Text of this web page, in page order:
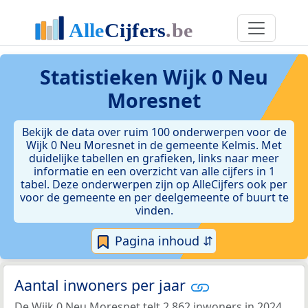
Statistieken Wijk 0 Neu
Moresnet
Bekijk de data over ruim 100 onderwerpen voor de
Wijk 0 Neu Moresnet in de gemeente Kelmis. Met
duidelijke tabellen en grafieken, links naar meer
informatie en een overzicht van alle cijfers in 1
tabel. Deze onderwerpen zijn op AlleCijfers ook per
voor de gemeente en per deelgemeente of buurt te
vinden.
Pagina inhoud ⇵
Aantal inwoners per jaar